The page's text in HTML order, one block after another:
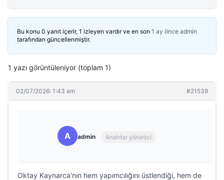
Bu konu 0 yanıt içerir, 1 izleyen vardır ve en son 1 ay önce admin
tarafından güncellenmiştir.
1 yazı görüntüleniyor (toplam 1)
02/07/2026: 1:43 am #21539
A admin Anahtar yönetici
Oktay Kaynarca’nın hem yapımcılığını üstlendiği, hem de